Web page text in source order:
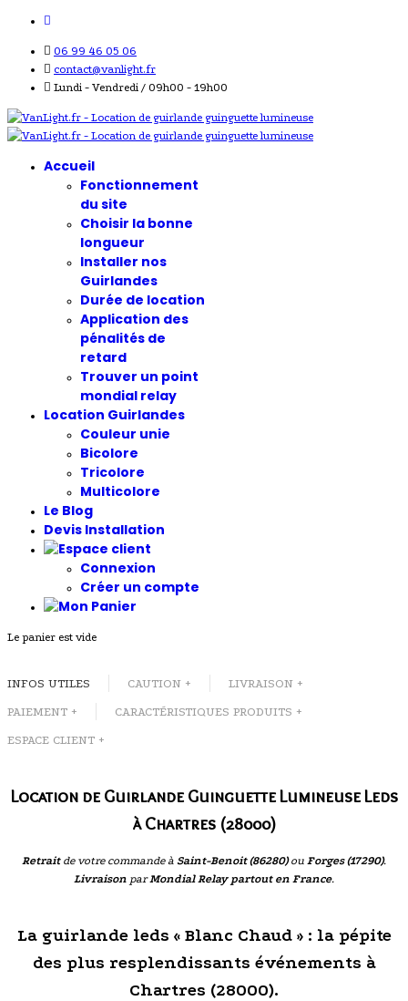
06 99 46 05 06
contact@vanlight.fr
Lundi - Vendredi / 09h00 - 19h00
Accueil
Fonctionnement
du site
Choisir la bonne
longueur
Installer nos
Guirlandes
Durée de location
Application des
pénalités de
retard
Trouver un point
mondial relay
Location Guirlandes
Couleur unie
Bicolore
Tricolore
Multicolore
Le Blog
Devis Installation
Connexion
Créer un compte
Le panier est vide
INFOS UTILES CAUTION + LIVRAISON +
PAIEMENT + CARACTÉRISTIQUES PRODUITS +
ESPACE CLIENT +
Location de Guirlande Guinguette Lumineuse Leds
à Chartres (28000)
Retraitde votre commande à Saint-Benoit (86280)ou Forges (17290).
Livraison parMondial Relay partout en France.
La guirlande leds « Blanc Chaud » : la pépite
des plus resplendissants événements à
Chartres (28000).